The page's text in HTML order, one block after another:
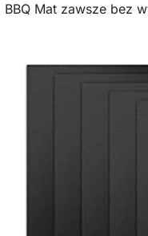
BBQ Mat zawsze bez